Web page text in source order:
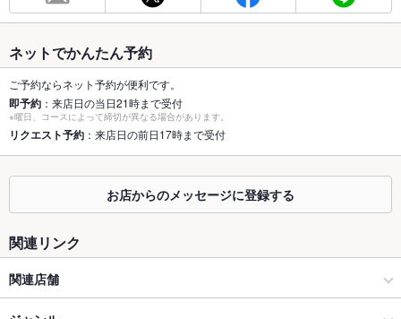
容人数
個室 あり ：個室席完備です。
座敷 あり ：お座敷席完備です。
掘りごたつ なし
貸切不可 ：80名～貸切◎、２次会110名様もOK！
ネットでかんたん予約
ご予約ならネット予約が便利です。
即予約 ：来店日の当日21時まで受付
※曜日、コースによって締切が異なる場合があります。
リクエスト予約 ：来店日の前日17時まで受付
お店からのメッセージに登録する
関連リンク
関連店舗